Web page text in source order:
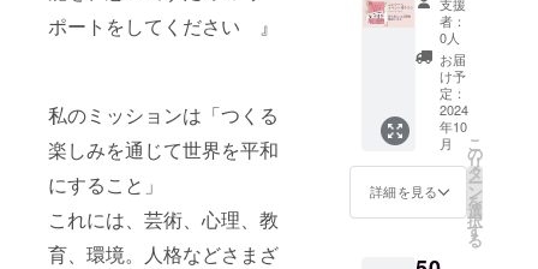
ポートをしてください 』
私のミッションは「つくる
楽しみを通じて世界を平和
にすること」
これには、芸術、心理、教
育、環境。人格などさまざ
い。 ※
コー
ティン
グによ
り生活
防水が
施され
ていま
水に濡
れた場
い。 ※
花は紙
で出来
ていま
す。
コー
ティン
グを施
してあ
ります
費税22
円
支援
金額が1
万円以
上の場
合：支
援金額
の
2.27%
＋消費
税
す。
（※）シ
ステム
利用料
支援金
額が1万
円未満
の場
合：228
円＋消
費税22
円
金額が1
税
出演方
法：基
本はオ
ンライ
出演の
日程な
ど、詳
いては
別途
象とな
りま
す。
チラシ
または
サンプ
ルをご
自身で
ご用意
くださ
布 ※
備考欄
に掲載
名を記
載して
くださ
い。
（予定
配布
先） ・
ござい
ます。
《リ
ターン
特典》
●コン
クール
案内チ
ラシに
協賛者
様とし
て会社
ゴ画像
者：
0人
お届
け予
定：
2024
年10
月
詳細を見る
こ
の
リ
タ
ー
ン
を
選
択
す
る